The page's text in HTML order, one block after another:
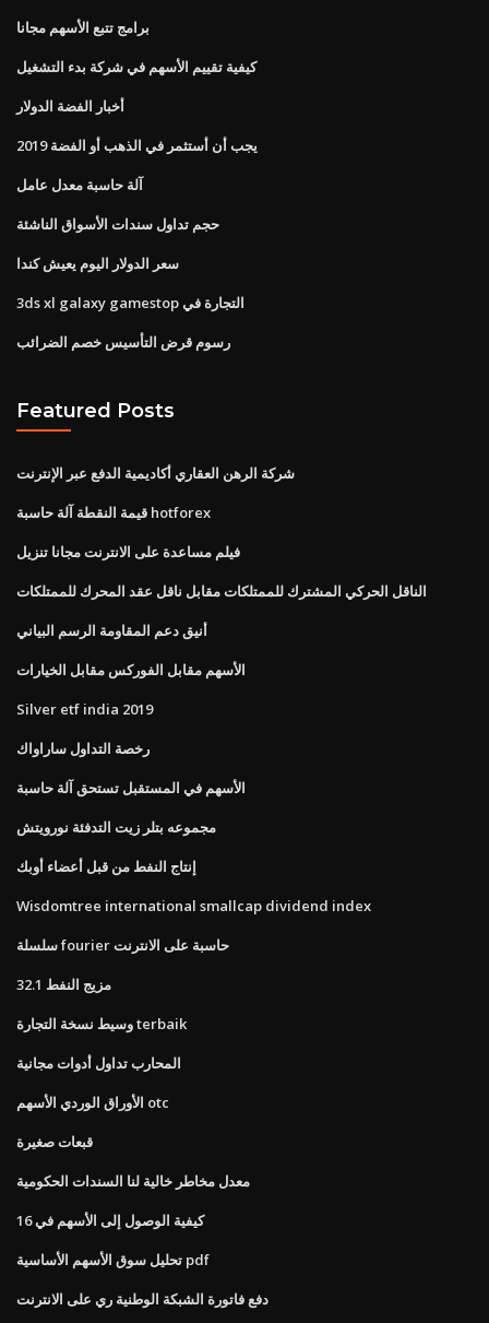
برامج تتبع الأسهم مجانا
كيفية تقييم الأسهم في شركة بدء التشغيل
أخبار الفضة الدولار
يجب أن أستثمر في الذهب أو الفضة 2019
آلة حاسبة معدل عامل
حجم تداول سندات الأسواق الناشئة
سعر الدولار اليوم يعيش كندا
3ds xl galaxy gamestop التجارة في
رسوم قرض التأسيس خصم الضرائب
Featured Posts
شركة الرهن العقاري أكاديمية الدفع عبر الإنترنت
قيمة النقطة آلة حاسبة hotforex
فيلم مساعدة على الانترنت مجانا تنزيل
الناقل الحركي المشترك للممتلكات مقابل ناقل عقد المحرك للممتلكات
أنيق دعم المقاومة الرسم البياني
الأسهم مقابل الفوركس مقابل الخيارات
Silver etf india 2019
رخصة التداول ساراواك
الأسهم في المستقبل تستحق آلة حاسبة
مجموعه بتلر زيت التدفئة نورويتش
إنتاج النفط من قبل أعضاء أوبك
Wisdomtree international smallcap dividend index
سلسلة fourier حاسبة على الانترنت
32.1 مزيج النفط
وسيط نسخة التجارة terbaik
المحارب تداول أدوات مجانية
الأوراق الوردي الأسهم otc
قبعات صغيرة
معدل مخاطر خالية لنا السندات الحكومية
كيفية الوصول إلى الأسهم في 16
تحليل سوق الأسهم الأساسية pdf
دفع فاتورة الشبكة الوطنية ري على الانترنت